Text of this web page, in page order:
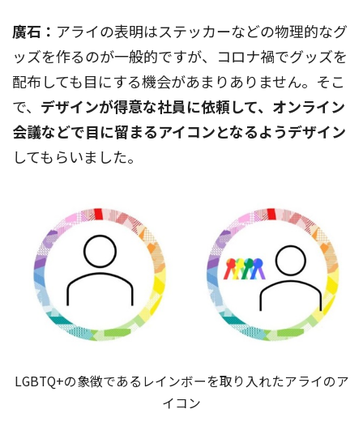
廣石： アライの表明はステッカーなどの物理的なグ
ッズを作るのが一般的ですが、コロナ禍でグッズを
配布しても目にする機会があまりありません。そこ
で、 デザインが得意な社員に依頼して、オンライン
会議などで目に留まるアイコンとなるようデザイン
してもらいました。
LGBTQ+の象徴であるレインボーを取り入れたアライのア
イコン